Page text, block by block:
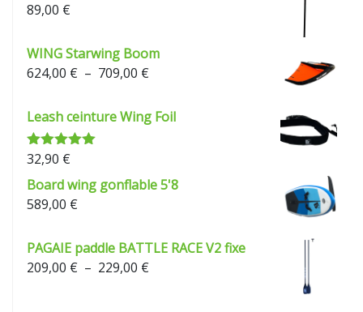
89,00 €
WING Starwing Boom
624,00 € – 709,00 €
prix :
624,00 €
Leash ceinture Wing Foil
Note 5.00
32,90 €
Board wing gonflable 5'8
589,00 €
PAGAIE paddle BATTLE RACE V2 fixe
209,00 € – 229,00 €